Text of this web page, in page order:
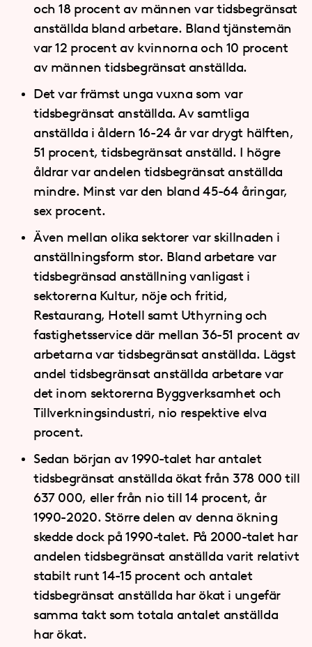
och 18 procent av männen var tidsbegränsat
anställda bland arbetare. Bland tjänstemän
var 12 procent av kvinnorna och 10 procent
av männen tidsbegränsat anställda.
Det var främst unga vuxna som var
tidsbegränsat anställda. Av samtliga
anställda i åldern 16-24 år var drygt hälften,
51 procent, tidsbegränsat anställd. I högre
åldrar var andelen tidsbegränsat anställda
mindre. Minst var den bland 45-64 åringar,
sex procent.
Även mellan olika sektorer var skillnaden i
anställningsform stor. Bland arbetare var
tidsbegränsad anställning vanligast i
sektorerna Kultur, nöje och fritid,
Restaurang, Hotell samt Uthyrning och
fastighetsservice där mellan 36-51 procent av
arbetarna var tidsbegränsat anställda. Lägst
andel tidsbegränsat anställda arbetare var
det inom sektorerna Byggverksamhet och
Tillverkningsindustri, nio respektive elva
procent.
Sedan början av 1990-talet har antalet
tidsbegränsat anställda ökat från 378 000 till
637 000, eller från nio till 14 procent, år
1990-2020. Större delen av denna ökning
skedde dock på 1990-talet. På 2000-talet har
andelen tidsbegränsat anställda varit relativt
stabilt runt 14-15 procent och antalet
tidsbegränsat anställda har ökat i ungefär
samma takt som totala antalet anställda
har ökat.